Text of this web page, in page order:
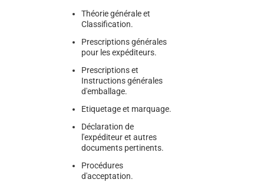
Théorie générale et
Classification.
Prescriptions générales
pour les expéditeurs.
Prescriptions et
Instructions générales
d'emballage.
Etiquetage et marquage.
Déclaration de
l'expéditeur et autres
documents pertinents.
Procédures
d'acceptation.